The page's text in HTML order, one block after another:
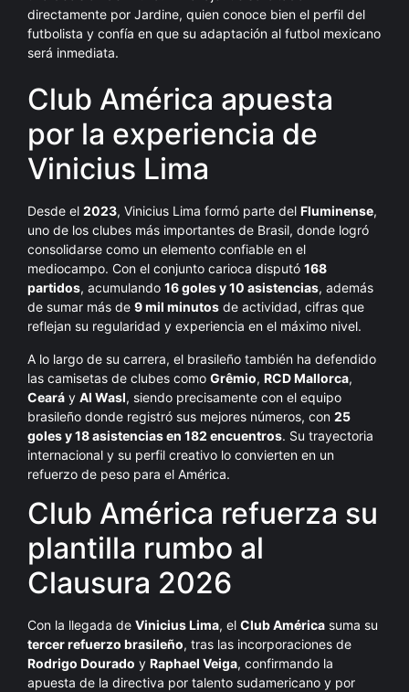
directamente por Jardine, quien conoce bien el perfil del
futbolista y confía en que su adaptación al futbol mexicano
será inmediata.
Club América apuesta
por la experiencia de
Vinicius Lima
Desde el 2023, Vinicius Lima formó parte del Fluminense,
uno de los clubes más importantes de Brasil, donde logró
consolidarse como un elemento confiable en el
mediocampo. Con el conjunto carioca disputó 168
partidos, acumulando 16 goles y 10 asistencias, además
de sumar más de 9 mil minutos de actividad, cifras que
reflejan su regularidad y experiencia en el máximo nivel.
A lo largo de su carrera, el brasileño también ha defendido
las camisetas de clubes como Grêmio, RCD Mallorca,
Ceará y Al Wasl, siendo precisamente con el equipo
brasileño donde registró sus mejores números, con 25
goles y 18 asistencias en 182 encuentros. Su trayectoria
internacional y su perfil creativo lo convierten en un
refuerzo de peso para el América.
Club América refuerza su
plantilla rumbo al
Clausura 2026
Con la llegada de Vinicius Lima, el Club América suma su
tercer refuerzo brasileño, tras las incorporaciones de
Rodrigo Dourado y Raphael Veiga, confirmando la
apuesta de la directiva por talento sudamericano y por